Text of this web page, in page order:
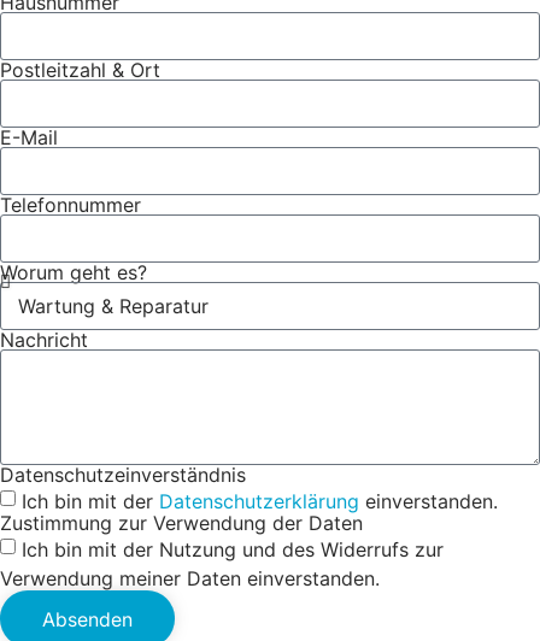
Postleitzahl & Ort
E-Mail
Telefonnummer
Worum geht es?
Nachricht
Datenschutzeinverständnis
Ich bin mit der Datenschutzerklärung einverstanden.
Zustimmung zur Verwendung der Daten
Ich bin mit der Nutzung und des Widerrufs zur
Verwendung meiner Daten einverstanden.
Absenden